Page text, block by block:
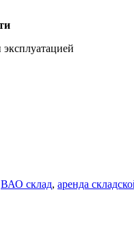
ВАО склад, аренда